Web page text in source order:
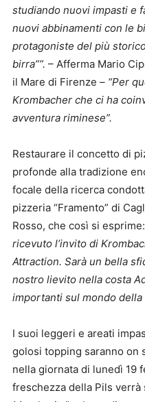
studiando nuovi impasti e
nuovi abbinamenti con le
protagoniste del più
birra””. – Afferma Mario
il Mare di Firenze – “Per
Krombacher che ci ha
avventura riminese”.
Restaurare il concetto di
profonde alla tradizione
focale della ricerca
pizzeria “Framento” di
Rosso, che così si esprime:
ricevuto l’invito di
Attraction. Sarà un bella
nostro lievito nella costa
importanti sul mondo della
I suoi leggeri e areati
golosi topping saranno on
nella giornata di lunedì 19
freschezza della Pils verrà